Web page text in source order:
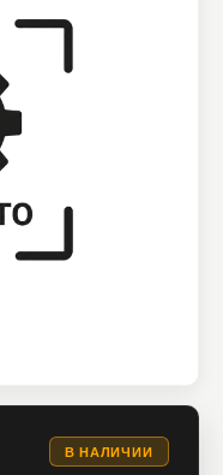
В НАЛИЧИИ